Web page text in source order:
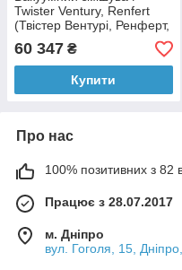
Twister Ventury, Renfert
(Твістер Вентурі, Ренферт,
Твістер Вентурі))
60 347 ₴
Купити
Про нас
100% позитивних з 82
Працює з 28.07.2017
м. Дніпро
вул. Гоголя, 15,